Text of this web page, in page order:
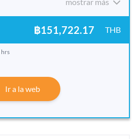
฿151,722.17 THB
hrs
Ir a la web